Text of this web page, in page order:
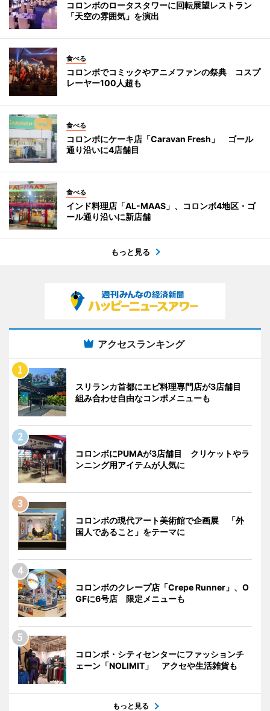
コロンボのロータスタワーに回転展望レストラン
「天空の雰囲気」を演出
食べる
コロンボでコミックやアニメファンの祭典 コスプ
レーヤー100人超も
食べる
コロンボにケーキ店「Caravan Fresh」 ゴール
通り沿いに4店舗目
食べる
インド料理店「AL-MAAS」、コロンボ4地区・ゴ
ール通り沿いに新店舗
もっと見る
アクセスランキング
スリランカ首都にエビ料理専門店が3店舗目
組み合わせ自由なコンボメニューも
コロンボにPUMAが3店舗目 クリケットやラ
ンニング用アイテムが人気に
コロンボの現代アート美術館で企画展 「外
国人であること」をテーマに
コロンボのクレープ店「Crepe Runner」、O
GFに6号店 限定メニューも
コロンボ・シティセンターにファッションチ
ェーン「NOLIMIT」 アクセや生活雑貨も
もっと見る